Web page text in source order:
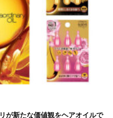
が新たな価値観をヘアオイルで